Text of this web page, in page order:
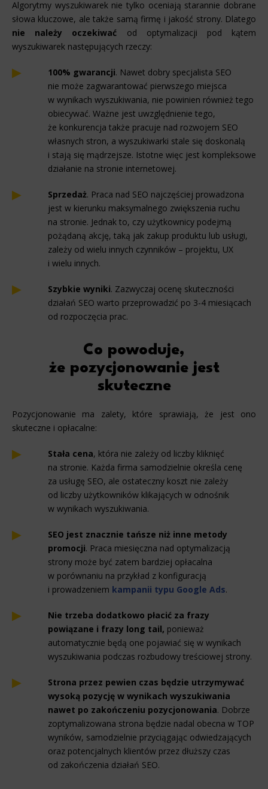
Algorytmy wyszukiwarek nie tylko oceniają starannie dobrane
słowa kluczowe, ale także samą firmę i jakość strony. Dlatego
nie należy oczekiwać od optymalizacji pod kątem
wyszukiwarek następujących rzeczy:
100% gwarancji. Nawet dobry specjalista SEO
nie może zagwarantować pierwszego miejsca
w wynikach wyszukiwania, nie powinien również tego
obiecywać. Ważne jest uwzględnienie tego,
że konkurencja także pracuje nad rozwojem SEO
własnych stron, a wyszukiwarki stale się doskonalą
i stają się mądrzejsze. Istotne więc jest kompleksowe
działanie na stronie internetowej.
Sprzedaż. Praca nad SEO najczęściej prowadzona
jest w kierunku maksymalnego zwiększenia ruchu
na stronie. Jednak to, czy użytkownicy podejmą
pożądaną akcję, taką jak zakup produktu lub usługi,
zależy od wielu innych czynników – projektu, UX
i wielu innych.
Szybkie wyniki. Zazwyczaj ocenę skuteczności
działań SEO warto przeprowadzić po 3-4 miesiącach
od rozpoczęcia prac.
Co powoduje,
że pozycjonowanie jest
skuteczne
Pozycjonowanie ma zalety, które sprawiają, że jest ono
skuteczne i opłacalne:
Stała cena, która nie zależy od liczby kliknięć
na stronie. Każda firma samodzielnie określa cenę
za usługę SEO, ale ostateczny koszt nie zależy
od liczby użytkowników klikających w odnośnik
w wynikach wyszukiwania.
SEO jest znacznie tańsze niż inne metody
promocji. Praca miesięczna nad optymalizacją
strony może być zatem bardziej opłacalna
w porównaniu na przykład z konfiguracją
i prowadzeniem kampanii typu Google Ads.
Nie trzeba dodatkowo płacić za frazy
powiązane i frazy long tail, ponieważ
automatycznie będą one pojawiać się w wynikach
wyszukiwania podczas rozbudowy treściowej strony.
Strona przez pewien czas będzie utrzymywać
wysoką pozycję w wynikach wyszukiwania
nawet po zakończeniu pozycjonowania. Dobrze
zoptymalizowana strona będzie nadal obecna w TOP
wyników, samodzielnie przyciągając odwiedzających
oraz potencjalnych klientów przez dłuższy czas
od zakończenia działań SEO.